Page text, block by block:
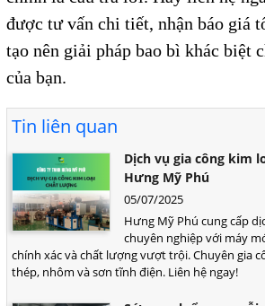
được tư vấn chi tiết, nhận báo giá
tạo nên giải pháp bao bì khác biệt
của bạn.
Tin liên quan
Dịch vụ gia công kim
Hưng Mỹ Phú
05/07/2025
Hưng Mỹ Phú cung cấp
chuyên nghiệp với máy
chính xác và chất lượng vượt trội. Chuyên gia
thép, nhôm và sơn tĩnh điện. Liên hệ ngay!